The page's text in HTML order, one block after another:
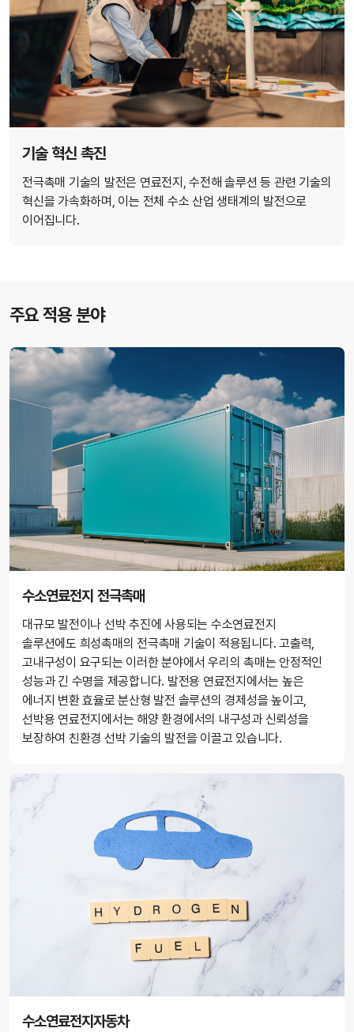
기술 혁신 촉진
전극촉매 기술의 발전은 연료전지, 수전해 솔루션 등 관련 기술의
혁신을 가속화하며, 이는 전체 수소 산업 생태계의 발전으로
이어집니다.
주요 적용 분야
수소연료전지 전극촉매
대규모 발전이나 선박 추진에 사용되는 수소연료전지
솔루션에도 희성촉매의 전극촉매 기술이 적용됩니다. 고출력,
고내구성이 요구되는 이러한 분야에서 우리의 촉매는 안정적인
성능과 긴 수명을 제공합니다. 발전용 연료전지에서는 높은
에너지 변환 효율로 분산형 발전 솔루션의 경제성을 높이고,
선박용 연료전지에서는 해양 환경에서의 내구성과 신뢰성을
보장하여 친환경 선박 기술의 발전을 이끌고 있습니다.
수소연료전지자동차